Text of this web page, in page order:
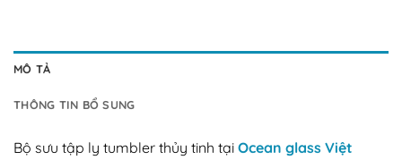
MÔ TẢ
THÔNG TIN BỔ SUNG
Bộ sưu tập ly tumbler thủy tinh tại Ocean glass Việt